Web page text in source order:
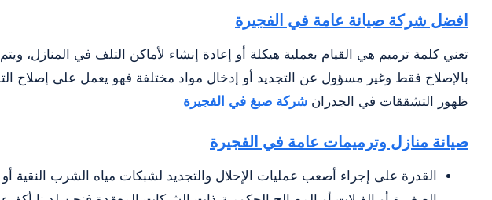
افضل شركة صيانة عامة في الفجيرة
تعني كلمة ترميم هي القيام بعملية هيكلة أو إعادة إنشاء لأماكن التلف في المنازل،
بالإصلاح فقط وغير مسؤول عن التجديد أو إدخال مواد مختلفة فهو يعمل على إصلاح
ظهور التشققات في الجدران شركة صبغ في الفجيرة
صيانة منازل وترميمات عامة في الفجيرة
القدرة على إجراء أصعب عمليات الإحلال والتجديد لشبكات مياه الشرب